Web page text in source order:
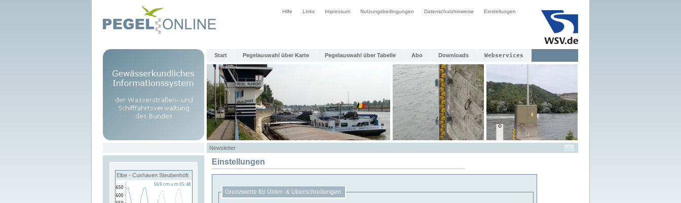
Hilfe Links Impressum Nutzungsbedingungen Datenschutzhinweise Einstellungen
Start Pegelauswahl über Karte Pegelauswahl über Tabelle Abo Downloads Webservices
Newsletter
Elbe - Cuxhaven Steubenhöft
Einstellungen
Grenzwerte für Unter- & Überschreitungen: